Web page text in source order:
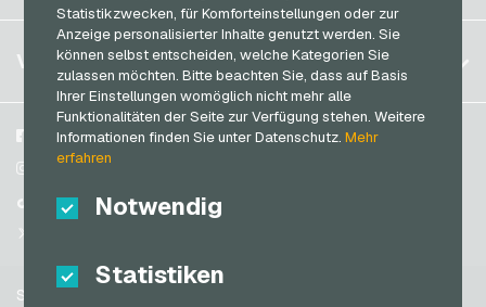
Statistikzwecken, für Komforteinstellungen oder zur
Anzeige personalisierter Inhalte genutzt werden. Sie
können selbst entscheiden, welche Kategorien Sie
zulassen möchten. Bitte beachten Sie, dass auf Basis
Ihrer Einstellungen womöglich nicht mehr alle
Funktionalitäten der Seite zur Verfügung stehen. Weitere
Informationen finden Sie unter Datenschutz.Mehr
erfahren
Notwendig
Statistiken
Shell Geschenkkarten
Shop-Apotheke Geschenkkarten
Spotify Premium Geschenkkarten
Thalia Geschenkkarten
TikTok Geschenkkarten
toom Geschenkkarten
World of Sweets Geschenkkarten
Frankreich
Italien
Niederlande
Österreich
Portugal
Schweiz (DE)
Schweiz (IT)
Anmelden
Mein Warenkorb
FAQ
Zahlungsmethoden
&Widerrufsrecht
Datenschutzrichtlinien
VGO-SHOP
Über uns
Blog
Partner
Facebook
Instagram
TikTok
Support